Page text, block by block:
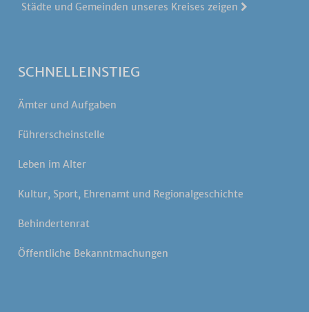
Städte und Gemeinden unseres Kreises zeigen
SCHNELLEINSTIEG
Ämter und Aufgaben
Führerscheinstelle
Leben im Alter
Kultur, Sport, Ehrenamt und Regionalgeschichte
Behindertenrat
Öffentliche Bekanntmachungen